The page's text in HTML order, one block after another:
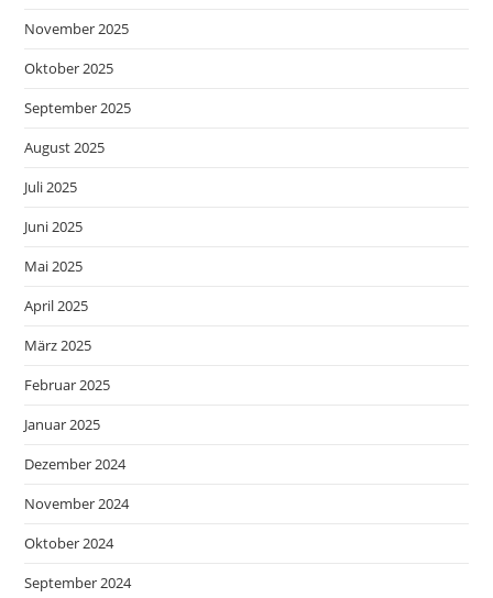
November 2025
Oktober 2025
September 2025
August 2025
Juli 2025
Juni 2025
Mai 2025
April 2025
März 2025
Februar 2025
Januar 2025
Dezember 2024
November 2024
Oktober 2024
September 2024